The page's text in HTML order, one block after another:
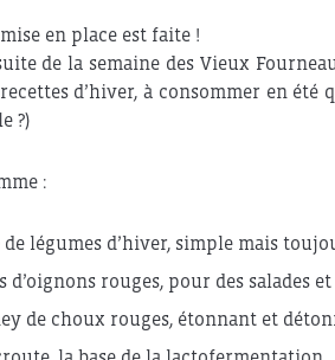
en place est faite !
de la semaine des Vieux
d’hiver, à consommer en
?)
:
de légumes d’hiver, simple mais
d’oignons rouges, pour des salades
de choux rouges, étonnant et